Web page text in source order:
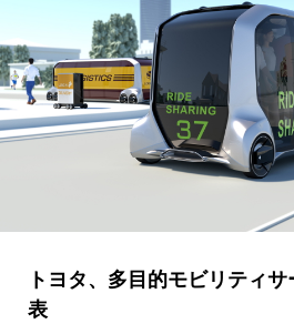
トヨタ、多目的モビリティ
表